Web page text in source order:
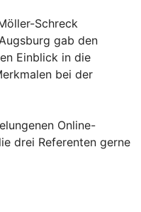
Schreck
gab den
Einblick in die
bei der
Online-
drei Referenten gerne